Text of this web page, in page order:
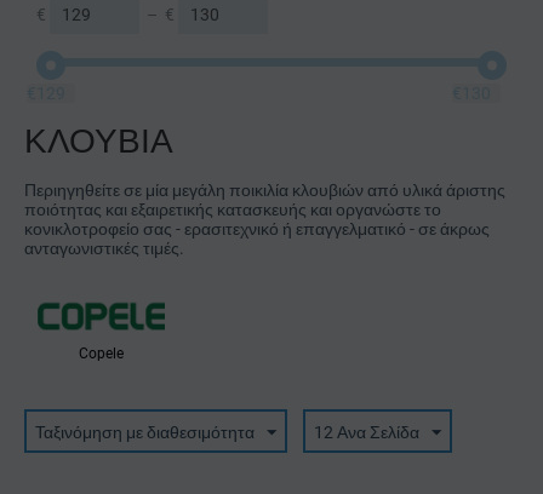
€ – €
ΚΛΟΥΒΙΑ
Περιηγηθείτε σε μία μεγάλη ποικιλία κλουβιών από υλικά άριστης
ποιότητας και εξαιρετικής κατασκευής και οργανώστε το
κονικλοτροφείο σας - ερασιτεχνικό ή επαγγελματικό - σε άκρως
ανταγωνιστικές τιμές.
Copele
Ταξινόμηση με διαθεσιμότητα 12 Ανα Σελίδα